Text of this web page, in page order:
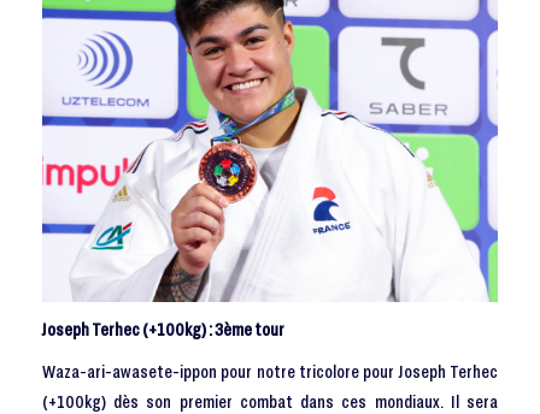
Joseph Terhec (+100kg) : 3ème tour
Waza-ari-awasete-ippon pour notre tricolore pour Joseph Terhec
(+100kg) dès son premier combat dans ces mondiaux. Il sera